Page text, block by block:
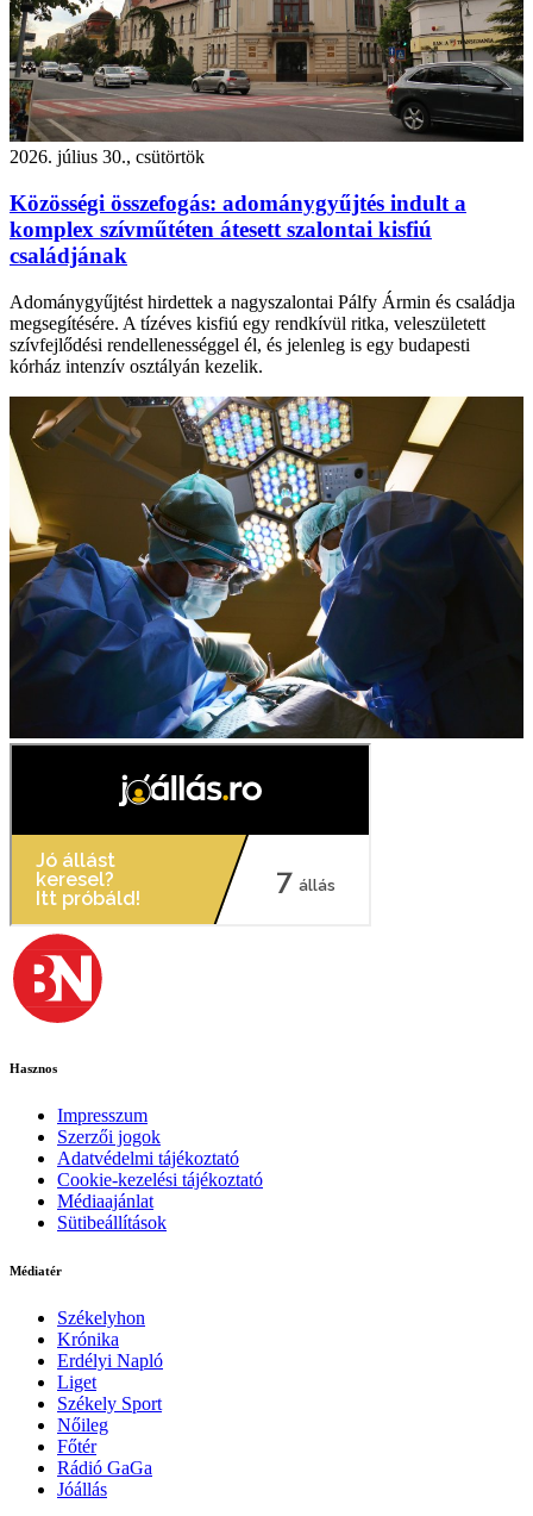
2026. július 30., csütörtök
Közösségi összefogás: adománygyűjtés indult a
komplex szívműtéten átesett szalontai kisfiú
családjának
Adománygyűjtést hirdettek a nagyszalontai Pálfy Ármin és családja
megsegítésére. A tízéves kisfiú egy rendkívül ritka, veleszületett
szívfejlődési rendellenességgel él, és jelenleg is egy budapesti
kórház intenzív osztályán kezelik.
Hasznos
Impresszum
Szerzői jogok
Adatvédelmi tájékoztató
Cookie-kezelési tájékoztató
Médiaajánlat
Sütibeállítások
Médiatér
Székelyhon
Krónika
Erdélyi Napló
Liget
Székely Sport
Nőileg
Főtér
Rádió GaGa
Jóállás